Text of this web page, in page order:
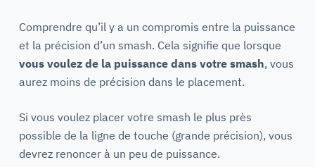
Comprendre qu’il y a un compromis entre la puissance
et la précision d’un smash. Cela signifie que lorsque
vous voulez de la puissance dans votre smash, vous
aurez moins de précision dans le placement.
Si vous voulez placer votre smash le plus près
possible de la ligne de touche (grande précision), vous
devrez renoncer à un peu de puissance.